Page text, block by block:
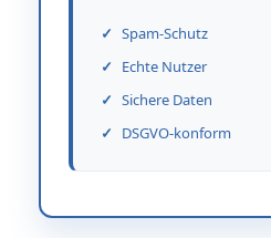
Spam-Schutz
Echte Nutzer
Sichere Daten
DSGVO-konform